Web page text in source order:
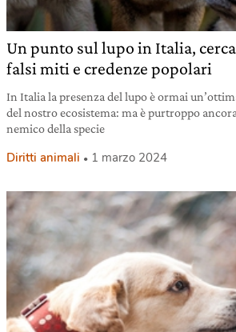
Un punto sul lupo in Italia,
falsi miti e credenze popolari
In Italia la presenza del lupo è ormai
del nostro ecosistema: ma è purtroppo
nemico della specie
Diritti animali 1 marzo 2024